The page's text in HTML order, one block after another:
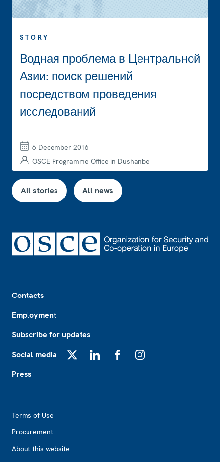
STORY
Водная проблема в Центральной
Азии: поиск решений
посредством проведения
исследований
6 December 2016
OSCE Programme Office in Dushanbe
All stories All news
Contacts
Employment
Subscribe for updates
Social media
Press
Terms of Use
Procurement
About this website